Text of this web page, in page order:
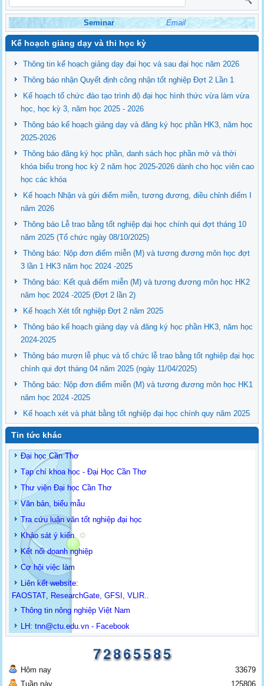
Seminar Email
Kế hoạch giảng dạy và thi học kỳ
Thông tin kế hoạch giảng dạy đại học và sau đại học năm 2026
Thông báo nhận Quyết định công nhận tốt nghiệp Đợt 2 Lần 1
Kế hoạch tổ chức đào tạo trình độ đại học hình thức vừa làm vừa
học, học kỳ 3, năm học 2025 - 2026
Thông báo kế hoạch giảng dạy và đăng ký học phần HK3, năm học
2025-2026
Thông báo đăng ký học phần, danh sách học phần mở và thời
khóa biểu trong học kỳ 2 năm học 2025-2026 dành cho học viên cao
học các khóa
Kế hoạch Nhận và gửi điểm miễn, tương đương, điều chỉnh điểm I
năm 2026
Thông báo Lễ trao bằng tốt nghiệp đại học chính qui đợt tháng 10
năm 2025 (Tổ chức ngày 08/10/2025)
Thông báo: Nộp đơn điểm miễn (M) và tương đương môn học đợt
3 lần 1 HK3 năm học 2024 -2025
Thông báo: Kết quả điểm miễn (M) và tương đương môn học HK2
năm học 2024 -2025 (Đợt 2 lần 2)
Kế hoạch Xét tốt nghiệp Đợt 2 năm 2025
Thông báo kế hoạch giảng dạy và đăng ký học phần HK3, năm học
2024-2025
Thông báo mượn lễ phục và tổ chức lễ trao bằng tốt nghiệp đại học
chính qui đợt tháng 04 năm 2025 (ngày 11/04/2025)
Thông báo: Nộp đơn điểm miễn (M) và tương đương môn học HK1
năm học 2024 -2025
Kế hoạch xét và phát bằng tốt nghiệp đại học chính quy năm 2025
Tin tức khác
Đại học Cần Thơ
Tạp chí khoa học - Đại Học Cần Thơ
Thư viện Đại học Cần Thơ
Văn bản, biểu mẫu
Tra cứu luận văn tốt nghiệp đại học
Khảo sát ý kiến
Kết nối doanh nghiệp
Cơ hội việc làm
Liên kết website:
FAOSTAT ResearchGate ,GFSI ,VLIR
Thông tin nông nghiệp Việt Nam
LH: tnn@ctu.edu.vn - Facebook
Hôm nay
Tuần này
33679
125806